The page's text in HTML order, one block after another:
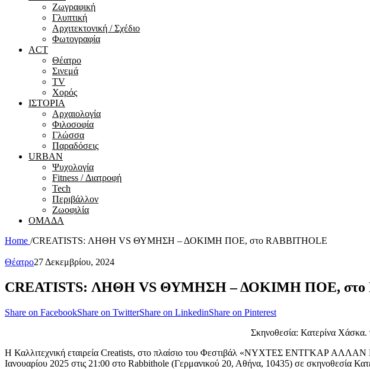
Ζωγραφική
Γλυπτική
Αρχιτεκτονική / Σχέδιο
Φωτογραφία
ACT
Θέατρο
Σινεμά
ΤV
Χορός
ΙΣΤΟΡΙΑ
Αρχαιολογία
Φιλοσοφία
Γλώσσα
Παραδόσεις
URBAN
Ψυχολογία
Fitness / Διατροφή
Tech
Περιβάλλον
Ζωοφιλία
ΟΜΑΔΑ
Home /CREATISTS: ΛΗΘΗ VS ΘΥΜΗΣΗ – ΔΟΚΙΜΗ ΠΟΕ, στο RABBITHOLE
Θέατρο27 Δεκεμβρίου, 2024
CREATISTS: ΛΗΘΗ VS ΘΥΜΗΣΗ – ΔΟΚΙΜΗ ΠΟΕ, στο
Share on FacebookShare on TwitterShare on LinkedinShare on Pinterest
Σκηνοθεσία: Κατερίνα
Η Καλλιτεχνική εταιρεία Creatists, στο πλαίσιο του Φεστιβάλ «ΝΥΧΤΕΣ ΕΝΤΓΚΑΡ
Ιανουαρίου 2025 στις 21:00 στο Rabbithole (Γερμανικού 20, Αθήνα, 10435) σε σκηνοθεσία